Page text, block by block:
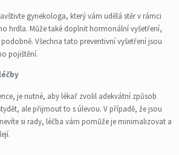
gynekologa, který vám udělá stěr v rámci
hrdla. Může také doplnit hormonální vyšetření,
Všechna tato preventivní vyšetření jsou
pojištění.
je nutné, aby lékař zvolil adekvátní způsob
ale přijmout to s úlevou. V případě, že jsou
si rady, léčba vám pomůže je minimalizovat a